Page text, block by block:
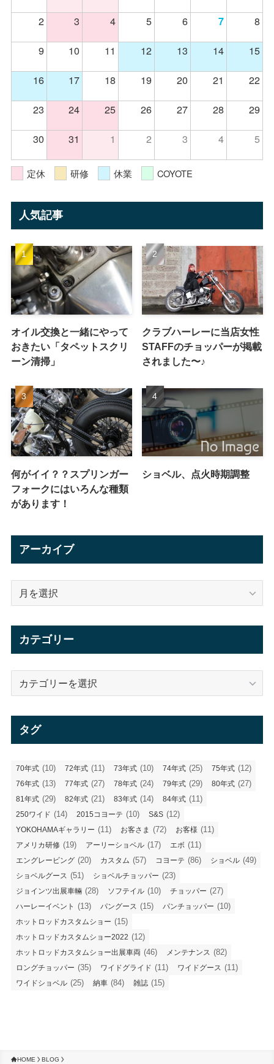
2
3 4 5 6 7
8
9
10 11 12 13 14
15
16
17 18 19 20 21
22
23
24 25 26 27 28
29
30
31 1 2 3 4 5
定休 研修 休業 COYOTE
人気記事
オイル交換と一緒にやって
おきたい「タペットスクリ
ーン清掃」
クラブハーレーに当店女性
STAFFのチョッパーが掲載
されました〜♪
何がイイ？？スプリンガー
フォークにはいろんな種類
があります！
ショベル、点火時期調整
アーカイブ
カテゴリー
タグ
70年式 (10) 72年式 (11) 73年式 (10) 74年式 (25) 75年式 (12)
76年式 (13) 77年式 (27) 78年式 (24) 79年式 (29) 80年式 (27)
81年式 (29) 82年式 (21) 83年式 (14) 84年式 (11)
250ワイド (14) 2015コヨーテ (10) S&S (12)
YOKOHAMAギャラリー (11) お客さま (72) お客様 (11)
アメリカ研修 (19) アーリーショベル (17) エボ (11)
エングレービング (20) カスタム (57) コヨーテ (86) ショベル (49)
ショベルグース (51) ショベルチョッパー (23)
ジョインツ出展車輛 (28) ソフテイル (10) チョッパー (27)
ハーレーイベント (13) パングース (15) パンチョッパー (10)
ホットロッドカスタムショー (15)
ホットロッドカスタムショー2022 (12)
ホットロッドカスタムショー出展車両 (46) メンテナンス (82)
ロングチョッパー (35) ワイドグライド (11) ワイドグース (11)
ワイドショベル (25) 納車 (84) 雑誌 (15)
HOME BLOG